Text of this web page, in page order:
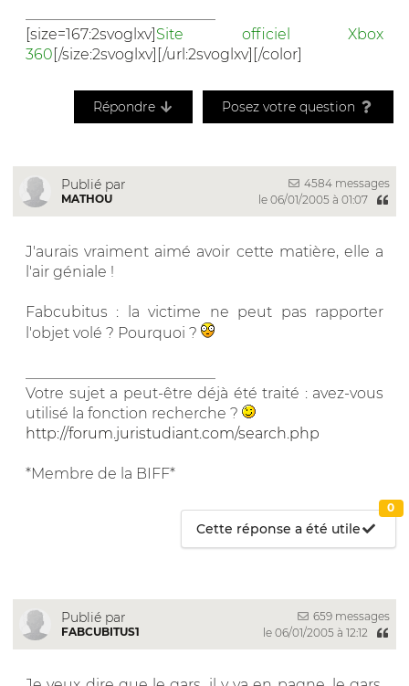
[size=167:2svoglxv]Site officiel Xbox
360[/size:2svoglxv][/url:2svoglxv][/color]
Répondre Posez votre question
Publié par
MATHOU
4584 messages
le 06/01/2005 à 01:07
J'aurais vraiment aimé avoir cette matière, elle a
l'air géniale !
Fabcubitus : la victime ne peut pas rapporter
l'objet volé ? Pourquoi ?
Votre sujet a peut-être déjà été traité : avez-vous
utilisé la fonction recherche ?
http://forum.juristudiant.com/search.php
*Membre de la BIFF*
Cette réponse a été utile
0
Publié par
FABCUBITUS1
659 messages
le 06/01/2005 à 12:12